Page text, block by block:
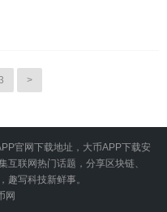
>
官网下载地址，大币APP下载安
互联网热门话题，分享区块链、
趣写科技新鲜事。
网